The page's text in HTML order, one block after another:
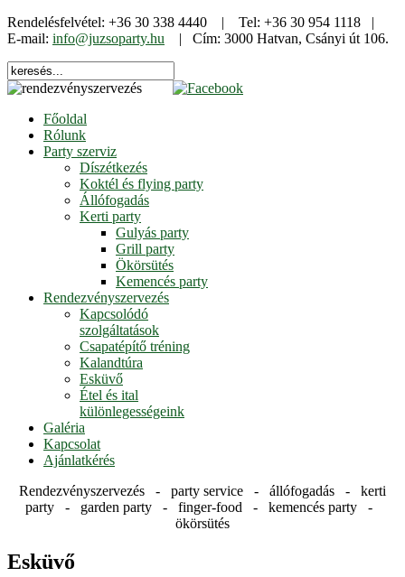
Rendelésfelvétel: +36 30 338 4440 | Tel: +36 30 954 1118 |
E-mail: info@juzsoparty.hu | Cím: 3000 Hatvan, Csányi út 106.
Főoldal
Rólunk
Party szerviz
Díszétkezés
Koktél és flying party
Állófogadás
Kerti party
Gulyás party
Grill party
Ökörsütés
Kemencés party
Rendezvényszervezés
Kapcsolódó
szolgáltatások
Csapatépítő tréning
Kalandtúra
Esküvő
Étel és ital
különlegességeink
Galéria
Kapcsolat
Ajánlatkérés
Rendezvényszervezés - party service - állófogadás - kerti
party - garden party - finger-food - kemencés party -
ökörsütés
Esküvő